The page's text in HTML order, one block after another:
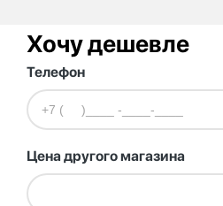
Хочу дешевле
Телефон
Цена другого магазина